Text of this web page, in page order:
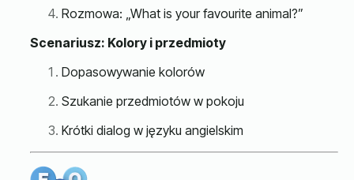
Rozmowa: „What is your favourite animal?”
Scenariusz: Kolory i przedmioty
Dopasowywanie kolorów
Szukanie przedmiotów w pokoju
Krótki dialog w języku angielskim